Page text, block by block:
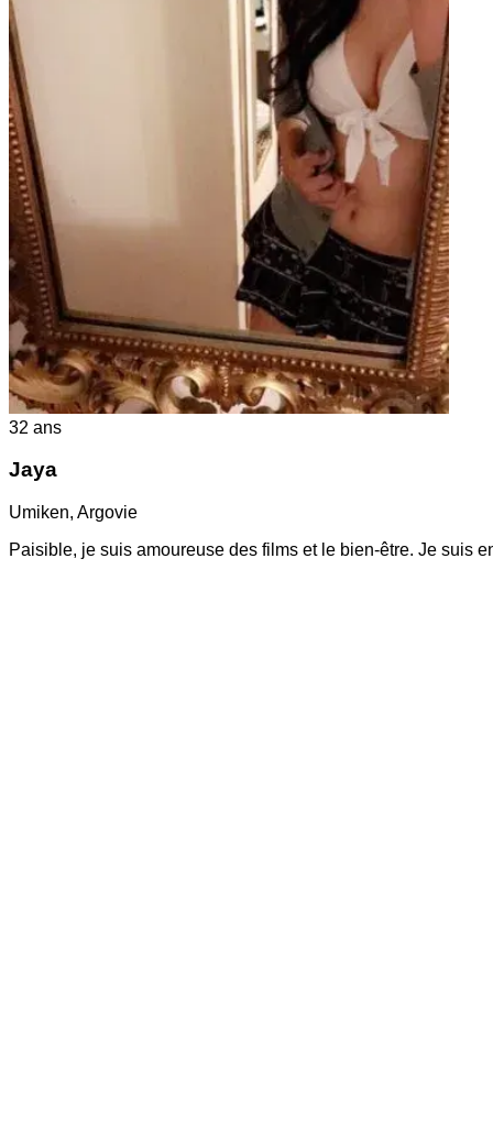
32 ans
Jaya
Umiken, Argovie
Paisible, je suis amoureuse des films et le bien-être. Je suis